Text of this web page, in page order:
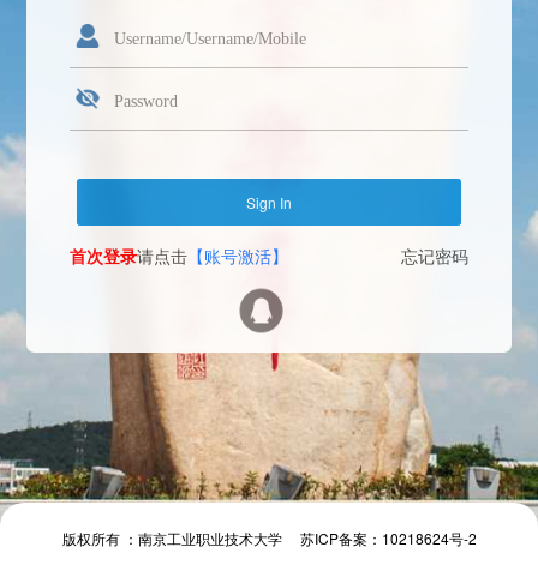
首次登录请点击 【账号激活】 忘记密码
Send verification code
The camera will be turned on soon. Please pay attention to your privacy
微信扫一扫
首次登录请点击【账号激活】 忘记密码
版权所有 ：南京工业职业技术大学 苏ICP备案：10218624号-2